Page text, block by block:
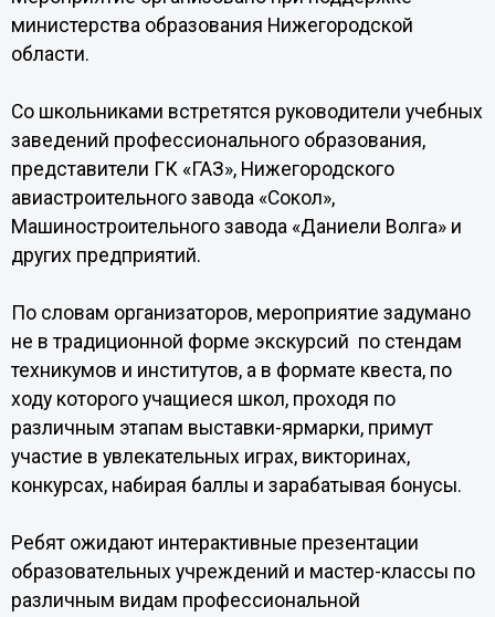
министерства образования Нижегородской
области.
Со школьниками встретятся руководители учебных
заведений профессионального образования,
представители ГК «ГАЗ», Нижегородского
авиастроительного завода «Сокол»,
Машиностроительного завода «Даниели Волга» и
других предприятий.
По словам организаторов, мероприятие задумано
не в традиционной форме экскурсий по стендам
техникумов и институтов, а в формате квеста, по
ходу которого учащиеся школ, проходя по
различным этапам выставки-ярмарки, примут
участие в увлекательных играх, викторинах,
конкурсах, набирая баллы и зарабатывая бонусы.
Ребят ожидают интерактивные презентации
образовательных учреждений и мастер-классы по
различным видам профессиональной